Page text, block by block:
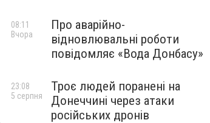
Про аварійно-
відновлювальні роботи
повідомляє «Вода Донбасу»
08:11
Вчора
Троє людей поранені на
Донеччині через атаки
російських дронів
23:08
5 серпня